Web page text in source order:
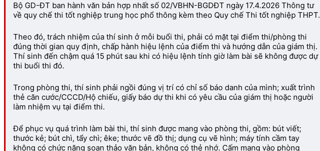
Bộ GD-ĐT ban hành văn bản hợp nhất số 02/VBHN-BGDĐT ngày 17.4.2026 Thông tư
về quy chế thi tốt nghiệp trung học phổ thông kèm theo Quy chế Thi tốt nghiệp THPT.
Theo đó, trách nhiệm của thí sinh ở mỗi buổi thi, phải có mặt tại điểm thi/phòng thi
đúng thời gian quy định, chấp hành hiệu lệnh của điểm thi và hướng dẫn của giám thị.
Thí sinh đến chậm quá 15 phút sau khi có hiệu lệnh tính giờ làm bài sẽ không được dự
thi buổi thi đó.
Trong phòng thi, thí sinh phải ngồi đúng vị trí có chỉ số báo danh của mình; xuất trình
thẻ căn cước/CCCD/Hộ chiếu, giấy báo dự thi khi có yêu cầu của giám thị hoặc người
làm nhiệm vụ tại điểm thi.
Để phục vụ quá trình làm bài thi, thí sinh được mang vào phòng thi, gồm: bút viết;
thước kẻ; bút chì, tẩy chì; êke; thước vẽ đồ thị; dụng cụ vẽ hình; máy tính cầm tay
không có chức năng soạn thảo văn bản, không có thẻ nhớ. Cấm mang vào phòng